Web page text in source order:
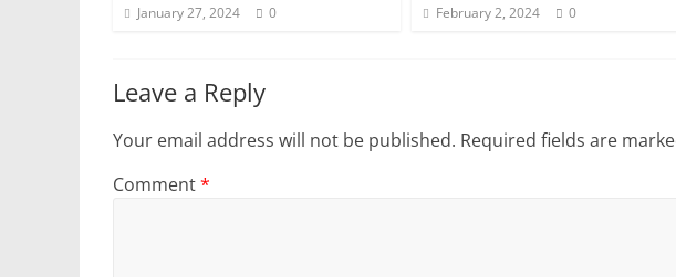
January 27, 2024 0 February 2, 2024 0
Leave a Reply
Your email address will not be published. Required fields are
Comment*